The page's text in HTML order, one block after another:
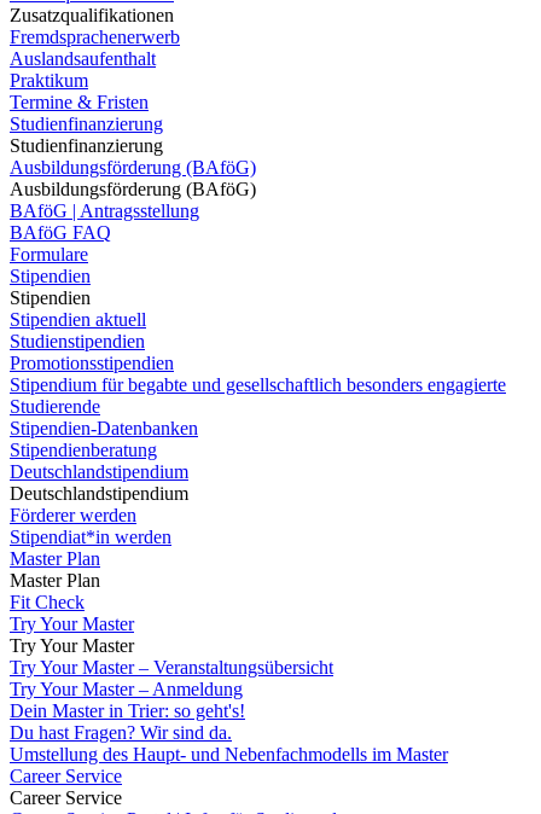
Zusatzqualifikationen
Fremdsprachenerwerb
Auslandsaufenthalt
Praktikum
Termine & Fristen
Studienfinanzierung
Studienfinanzierung
Ausbildungsförderung (BAföG)
Ausbildungsförderung (BAföG)
BAföG | Antragsstellung
BAföG FAQ
Formulare
Stipendien
Stipendien
Stipendien aktuell
Studienstipendien
Promotionsstipendien
Stipendium für begabte und gesellschaftlich besonders engagierte
Studierende
Stipendien-Datenbanken
Stipendienberatung
Deutschlandstipendium
Deutschlandstipendium
Förderer werden
Stipendiat*in werden
Master Plan
Master Plan
Fit Check
Try Your Master
Try Your Master
Try Your Master – Veranstaltungsübersicht
Try Your Master – Anmeldung
Dein Master in Trier: so geht's!
Du hast Fragen? Wir sind da.
Umstellung des Haupt- und Nebenfachmodells im Master
Career Service
Career Service